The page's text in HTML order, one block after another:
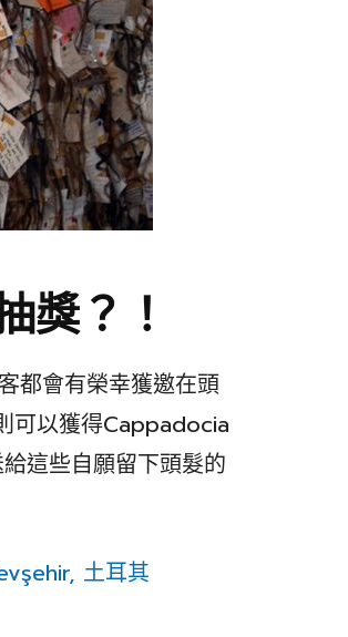
獎？！
都會有榮幸獲邀在頭
可以獲得Cappadocia
這些自願留下頭髮的
土耳其